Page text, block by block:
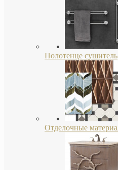
Полотенце сушитель
Отделочные